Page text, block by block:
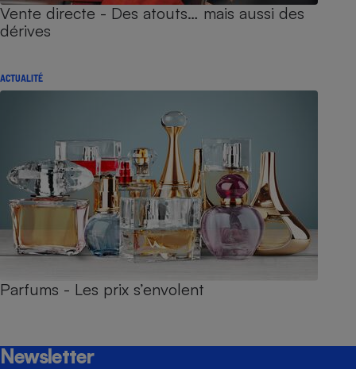
Vente directe - Des atouts… mais aussi des
dérives
ACTUALITÉ
Parfums - Les prix s’envolent
Newsletter